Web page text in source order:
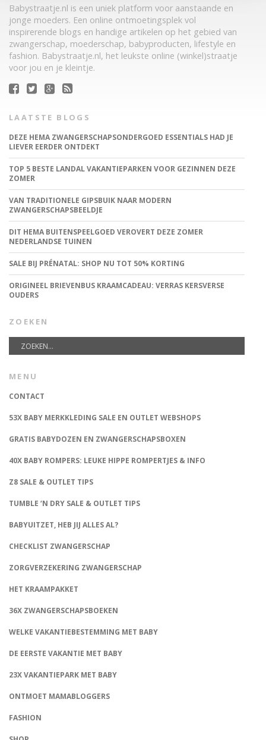
Babystraatje.nl is een uniek platform voor aanstaande en
jonge moeders. Een online ontmoetingsplek vol
inspirerende blogs en handige artikelen op het gebied van
zwangerschap, moederschap, babyproducten, lifestyle en
fashion. Babystraatje.nl, het leukste online (winkel)straatje
voor jou en je kleintje.
LAATSTE BLOGS
DEZE HEMA ZWANGERSCHAPSONDERGOED ESSENTIALS HAD JE
LIEVER EERDER ONTDEKT
TOP 5 BESTE LANDAL VAKANTIEPARKEN VOOR GEZINNEN DEZE
ZOMER
VAN TRADITIONELE GIPSBUIK NAAR MODERN
ZWANGERSCHAPSBEELDJE
DIT HEMA BUITENSPEELGOED VEROVERT DEZE ZOMER
NEDERLANDSE TUINEN
SALE BIJ PRÉNATAL: SHOP NU TOT 50% KORTING
ORIGINEEL BRIEVENBUS KRAAMCADEAU: VERRAS KERSVERSE
OUDERS
ZOEKEN
MENU
CONTACT
53X BABY MERKKLEDING SALE EN OUTLET WEBSHOPS
GRATIS BABYDOZEN EN ZWANGERSCHAPSBOXEN
40X BABY ROMPERS: LEUKE HIPPE ROMPERTJES & INFO
Z8 SALE & OUTLET TIPS
TUMBLE ‘N DRY SALE & OUTLET TIPS
BABYUITZET, HEB JIJ ALLES AL?
CHECKLIST ZWANGERSCHAP
ZORGVERZEKERING ZWANGERSCHAP
HET KRAAMPAKKET
36X ZWANGERSCHAPSBOEKEN
WELKE VAKANTIEBESTEMMING MET BABY
DE EERSTE VAKANTIE MET BABY
23X VAKANTIEPARK MET BABY
ONTMOET MAMABLOGGERS
FASHION